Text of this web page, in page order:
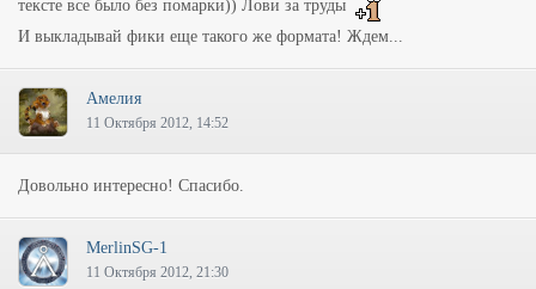
тексте все было без помарки)) Лови за труды
И выкладывай фики еще такого же формата! Ждем...
Амелия
11 Октября 2012, 14:52
Довольно интересно! Спасибо.
MerlinSG-1
11 Октября 2012, 21:30